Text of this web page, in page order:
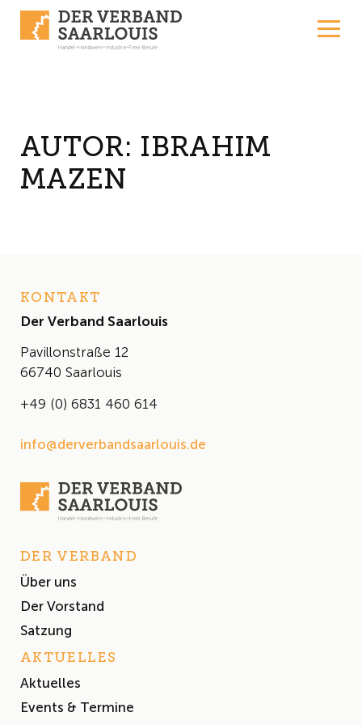
AUTOR: IBRAHIM
MAZEN
KONTAKT
Der Verband Saarlouis
Pavillonstraße 12
66740 Saarlouis
+49 (0) 6831 460 614
info@derverbandsaarlouis.de
DER VERBAND
Über uns
Der Vorstand
Satzung
AKTUELLES
Aktuelles
Events & Termine